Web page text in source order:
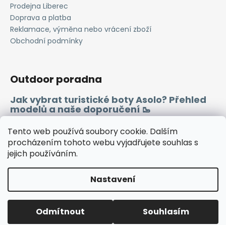
Tento web používá soubory cookie. Dalším
procházením tohoto webu vyjadřujete souhlas s
jejich používáním.
Nastavení
Odmítnout Souhlasím
Prodejna Liberec
Doprava a platba
Reklamace, výměna nebo vrácení zboží
Obchodní podmínky
Outdoor poradna
Jak vybrat turistické boty Asolo? Přehled
modelů a naše doporučení 🥾
Copyright 2026WINDSPORT . Všechna práva vyhrazena.